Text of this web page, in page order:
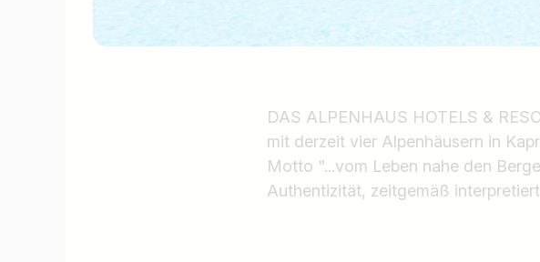
DAS ALPENHAUS HOTELS &
mit derzeit vier Alpenhäusern in
Motto "...vom Leben nahe den
Authentizität, zeitgemäß